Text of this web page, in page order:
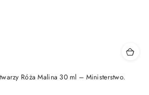
Róża Malina 30 ml – Ministerstwo.